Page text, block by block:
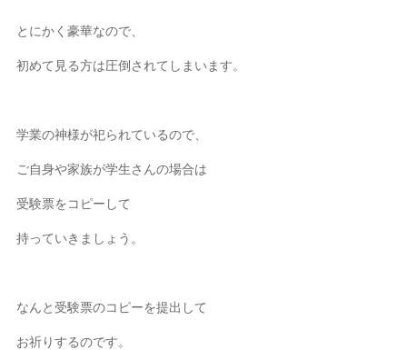
とにかく豪華なので、
初めて見る方は圧倒されてしまいます。
学業の神様が祀られているので、
ご自身や家族が学生さんの場合は
受験票をコピーして
持っていきましょう。
なんと受験票のコピーを提出して
お祈りするのです。